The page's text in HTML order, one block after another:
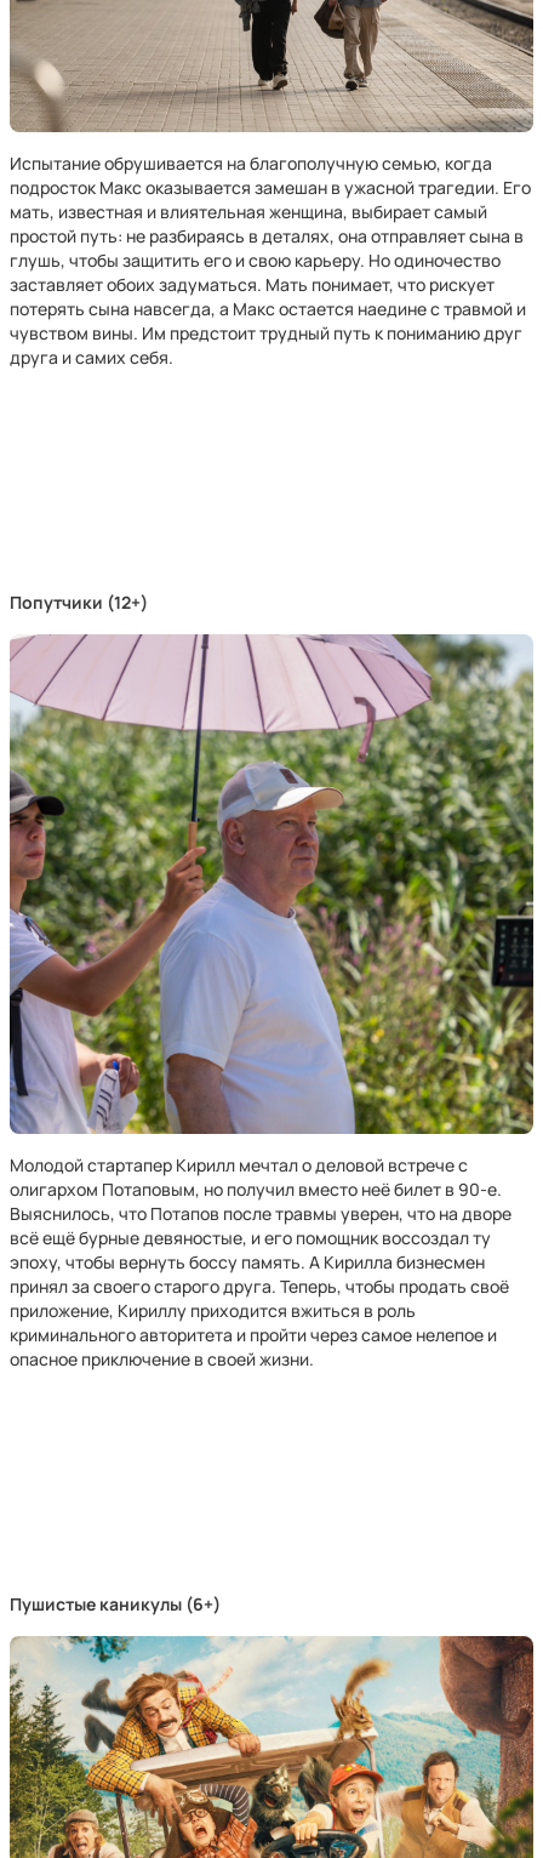
Испытание обрушивается на благополучную семью, когда
подросток Макс оказывается замешан в ужасной трагедии. Его
мать, известная и влиятельная женщина, выбирает самый
простой путь: не разбираясь в деталях, она отправляет сына в
глушь, чтобы защитить его и свою карьеру. Но одиночество
заставляет обоих задуматься. Мать понимает, что рискует
потерять сына навсегда, а Макс остается наедине с травмой и
чувством вины. Им предстоит трудный путь к пониманию друг
друга и самих себя.
Попутчики (12+)
Молодой стартапер Кирилл мечтал о деловой встрече с
олигархом Потаповым, но получил вместо неё билет в 90-е.
Выяснилось, что Потапов после травмы уверен, что на дворе
всё ещё бурные девяностые, и его помощник воссоздал ту
эпоху, чтобы вернуть боссу память. А Кирилла бизнесмен
принял за своего старого друга. Теперь, чтобы продать своё
приложение, Кириллу приходится вжиться в роль
криминального авторитета и пройти через самое нелепое и
опасное приключение в своей жизни.
Пушистые каникулы (6+)